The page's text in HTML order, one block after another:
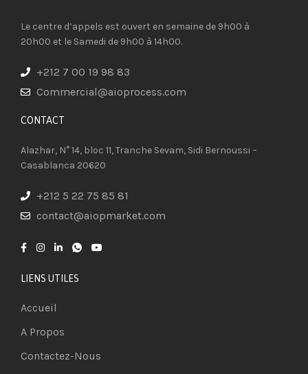
Le centre d’appels est ouvert en semaine de 9h00 à
20h00 et le Samedi de 9h00 à 14h00.
+212 7 00 19 98 83
Commercial@aioprocess.com
CONTACT​
Alazhar, N° 14, bloc 11, Tranche Sevam, Sidi Bernoussi –
Casablanca 20620
+212 5 22 75 85 81
contact@aiopmarket.com
LIENS UTILES
Accueil
A Propos
Contactez-Nous